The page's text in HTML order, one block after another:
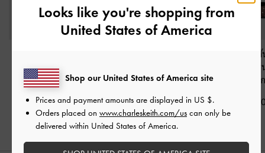
ดีเทลงานสาน
฿2,590.00
Ivette-สีคาราเมล
฿2,590.00
รองเท้าส้นสูงรัด
ดีไซน์อสมมาตร
-สีดาร์คบราวเท็
฿2,590.00
Looks like you're shopping from
United States of America
Shop our United States of America site
Prices and payment amounts are displayed in US $.
Orders placed on www.charleskeith.com/us can only be
delivered within United States of America.